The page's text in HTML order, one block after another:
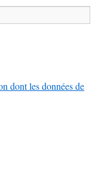
dont les données de